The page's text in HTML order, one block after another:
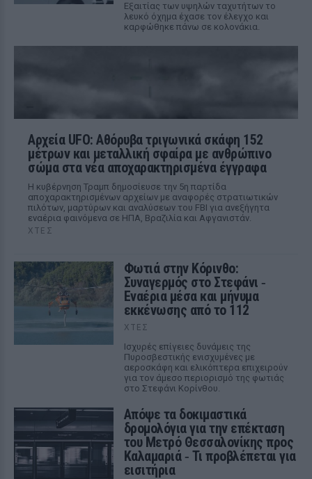
Εξαιτίας των υψηλών ταχυτήτων το
λευκό όχημα έχασε τον έλεγχο και
καρφώθηκε πάνω σε κολονάκια.
Αρχεία UFO: Αθόρυβα τριγωνικά σκάφη 152
μέτρων και μεταλλική σφαίρα με ανθρώπινο
σώμα στα νέα αποχαρακτηρισμένα έγγραφα
Η κυβέρνηση Τραμπ δημοσίευσε την 5η παρτίδα
αποχαρακτηρισμένων αρχείων με αναφορές στρατιωτικών
πιλότων, μαρτύρων και αναλύσεων του FBI για ανεξήγητα
εναέρια φαινόμενα σε ΗΠΑ, Βραζιλία και Αφγανιστάν.
ΧΤΕΣ
Φωτιά στην Κόρινθο:
Συναγερμός στο Στεφάνι ‑
Εναέρια μέσα και μήνυμα
εκκένωσης από το 112
ΧΤΕΣ
Ισχυρές επίγειες δυνάμεις της
Πυροσβεστικής ενισχυμένες με
αεροσκάφη και ελικόπτερα επιχειρούν
για τον άμεσο περιορισμό της φωτιάς
στο Στεφάνι Κορίνθου.
Απόψε τα δοκιμαστικά
δρομολόγια για την επέκταση
του Μετρό Θεσσαλονίκης προς
Καλαμαριά ‑ Τι προβλέπεται για
εισιτήρια